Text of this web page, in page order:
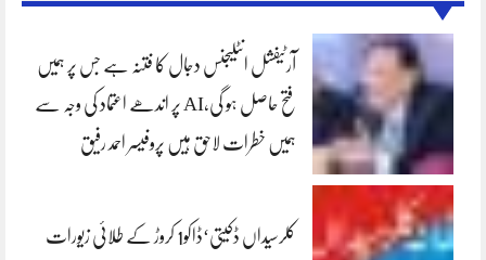
آرٹیفشل انٹلیجنس دجال کا فتنہ ہے جس پر ہمیں
فتح حاصل ہو گی،AI پر اندھے اعتماد کی وجہ سے
ہمیں خطرات لاحق ہیں پروفیسر احمد رفیق
کلرسیداں ڈکیتی‘ڈاکو1 کروڑ کے طلائی زیورات